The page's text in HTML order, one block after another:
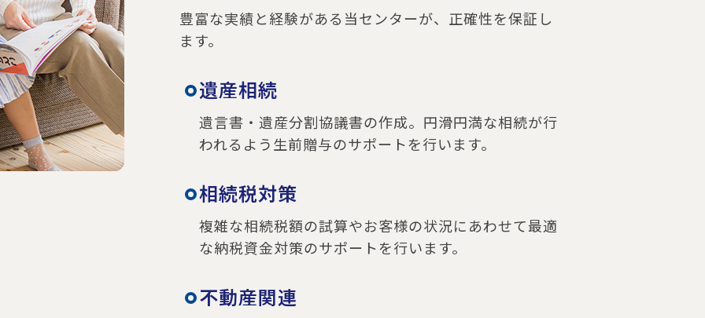
豊富な実績と経験がある当センターが、正確性を保証し
ます。
遺産相続
遺言書・遺産分割協議書の作成。円滑円満な相続が行
われるよう生前贈与のサポートを行います。
相続税対策
複雑な相続税額の試算やお客様の状況にあわせて最適
な納税資金対策のサポートを行います。
不動産関連